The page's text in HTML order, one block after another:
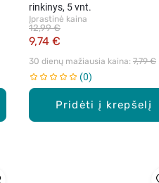
Pridėti į krepšelį
rinkinys, 5 vnt.
Įprastinė kaina
9,74 €
12,99 €
30 dienų mažiausia kaina: 7,79 €
0